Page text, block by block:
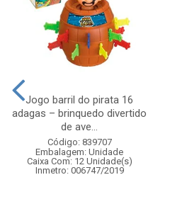
Jogo barril do pirata 16
adagas – brinquedo divertido
de ave...
Código: 839707
Embalagem: Unidade
Caixa Com: 12 Unidade(s)
Inmetro: 006747/2019